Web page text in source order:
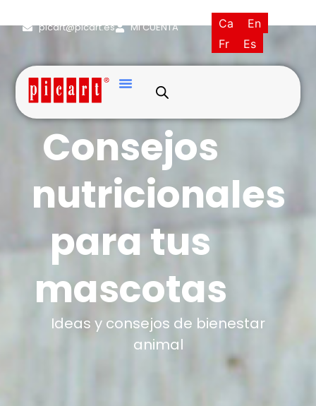
picart@picart.es
MI CUENTA Ca
En
Fr
Es
Bienestar animal
Consejos
nutricionales
para tus
mascotas
Ideas y consejos de bienestar
animal